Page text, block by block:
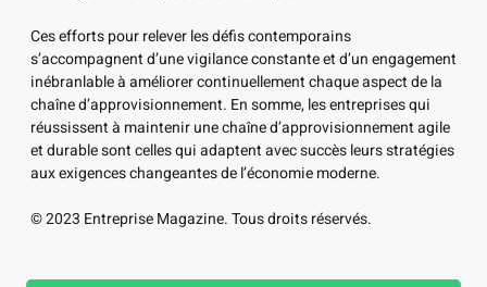
Ces efforts pour relever les défis contemporains
s’accompagnent d’une vigilance constante et d’un engagement
inébranlable à améliorer continuellement chaque aspect de la
chaîne d’approvisionnement. En somme, les entreprises qui
réussissent à maintenir une chaîne d’approvisionnement agile
et durable sont celles qui adaptent avec succès leurs stratégies
aux exigences changeantes de l’économie moderne.
© 2023 Entreprise Magazine. Tous droits réservés.